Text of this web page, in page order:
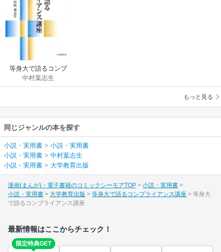
等身大で語るコンプ
ライアンス講座
中村葉志生
もっと見る
同じジャンルの本を探す
小説・実用書 > 小説・実用書
小説・実用書 > 中村葉志生
小説・実用書 > 大学教育出版
漫画(まんが)・電子書籍のコミックシーモアTOP
小説・実用書
小説・実用書
大学教育出版 等身大で語るコンプライアンス講座
等身大
で語るコンプライアンス講座
最新情報はここからチェック！
限定特典GET